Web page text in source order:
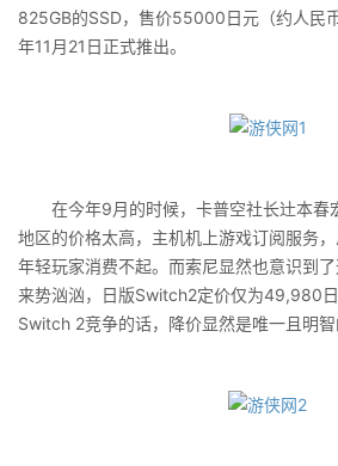
825GB的SSD，售价55000日元（约人民
年11月21日正式推出。
在今年9月的时候，卡普空社长辻本春
地区的价格太高，主机机上游戏订阅服务，
年轻玩家消费不起。而索尼显然也意识到
来势汹汹，日版Switch2定价仅为49,980
Switch 2竞争的话，降价显然是唯一且明智